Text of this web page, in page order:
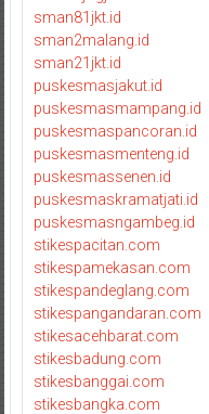
sman81jkt.id
sman2malang.id
sman21jkt.id
puskesmasjakut.id
puskesmasmampang.id
puskesmaspancoran.id
puskesmasmenteng.id
puskesmassenen.id
puskesmaskramatjati.id
puskesmasngambeg.id
stikespacitan.com
stikespamekasan.com
stikespandeglang.com
stikespangandaran.com
stikesacehbarat.com
stikesbadung.com
stikesbanggai.com
stikesbangka.com